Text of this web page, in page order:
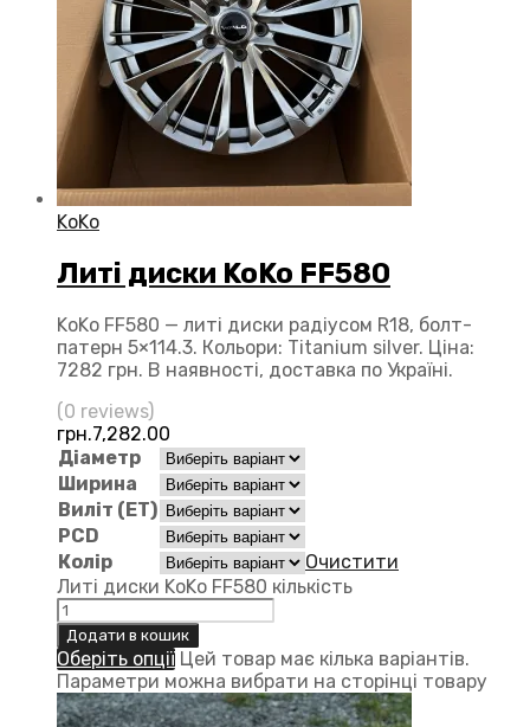
KoKo
Литі диски KoKo FF580
KoKo FF580 — литі диски радіусом R18, болт-
патерн 5×114.3. Кольори: Titanium silver. Ціна:
7282 грн. В наявності, доставка по Україні.
(0 reviews)
грн.7,282.00
Діаметр
Ширина
Виліт (ЕТ)
PCD
Колір
Очистити
Литі диски KoKo FF580 кількість
Додати в кошик
Оберіть опції Цей товар має кілька варіантів.
Параметри можна вибрати на сторінці товару